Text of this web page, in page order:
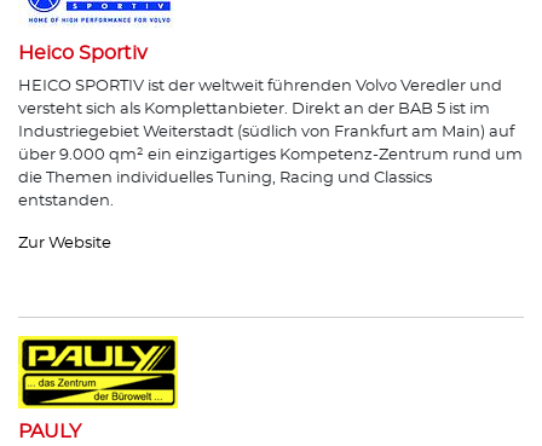
Heico Sportiv
HEICO SPORTIV ist der weltweit führenden Volvo Veredler und
versteht sich als Komplettanbieter. Direkt an der BAB 5 ist im
Industriegebiet Weiterstadt (südlich von Frankfurt am Main) auf
über 9.000 qm² ein einzigartiges Kompetenz-Zentrum rund um
die Themen individuelles Tuning, Racing und Classics
entstanden.
Zur Website
PAULY